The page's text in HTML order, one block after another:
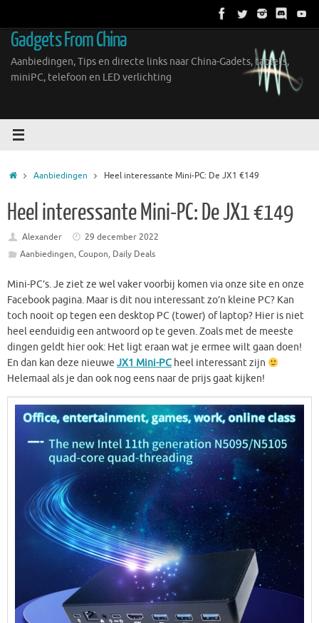
inhoud
Gadgets From China
Aanbiedingen, Tips en directe links naar China-Gadets, tablets,
miniPC, telefoon en LED verlichting
HomeAanbiedingen Heel interessante Mini-PC: De JX1 €149
Heel interessante Mini-PC: De JX1 €149
Alexander
29 december 2022
Aanbiedingen, Coupon, Daily Deals
Mini-PC’s. Je ziet ze wel vaker voorbij komen via onze site en onze
Facebook pagina. Maar is dit nou interessant zo’n kleine PC? Kan
toch nooit op tegen een desktop PC (tower) of laptop? Hier is niet
heel eenduidig een antwoord op te geven. Zoals met de meeste
dingen geldt hier ook: Het ligt eraan wat je ermee wilt gaan doen!
En dan kan deze nieuwe JX1 Mini-PC heel interessant zijn
Helemaal als je dan ook nog eens naar de prijs gaat kijken!